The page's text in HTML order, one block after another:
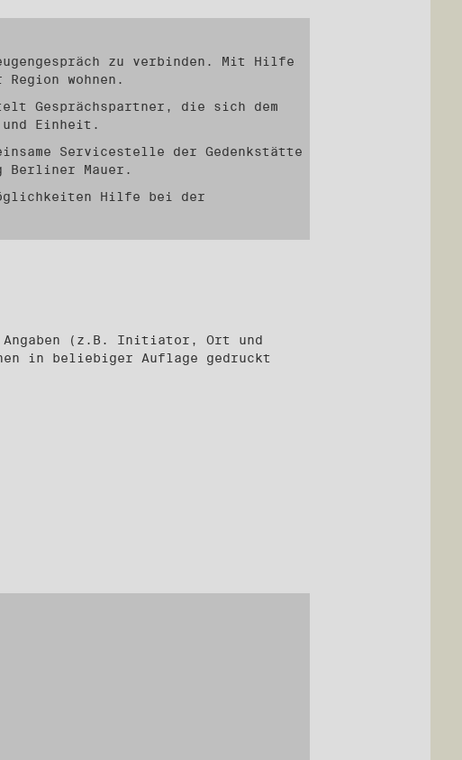
zu verbinden. Mit Hilfe
wohnen.
Gesprächspartner, die sich dem
und Einheit.
Servicestelle der Gedenkstätte
Berliner Mauer.
Hilfe bei der
Angaben (z.B. Initiator, Ort und
in beliebiger Auflage gedruckt